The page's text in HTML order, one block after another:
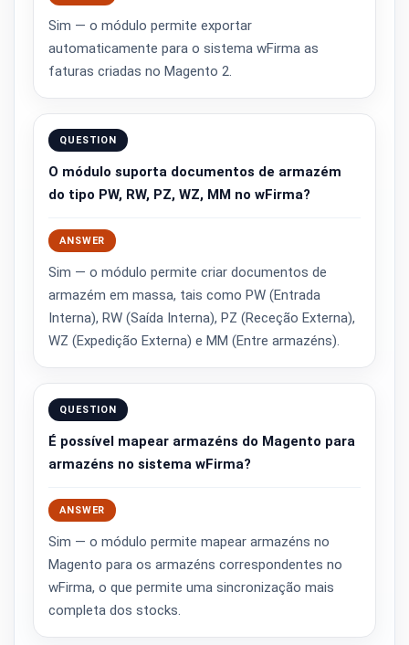
Sim — o módulo permite exportar
automaticamente para o sistema wFirma as
faturas criadas no Magento 2.
QUESTION
O módulo suporta documentos de armazém
do tipo PW, RW, PZ, WZ, MM no wFirma?
ANSWER
Sim — o módulo permite criar documentos de
armazém em massa, tais como PW (Entrada
Interna), RW (Saída Interna), PZ (Receção Externa),
WZ (Expedição Externa) e MM (Entre armazéns).
QUESTION
É possível mapear armazéns do Magento para
armazéns no sistema wFirma?
ANSWER
Sim — o módulo permite mapear armazéns no
Magento para os armazéns correspondentes no
wFirma, o que permite uma sincronização mais
completa dos stocks.